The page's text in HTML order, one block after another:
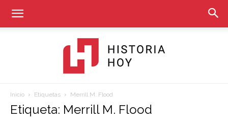
Inicio Etiquetas Merrill M. Flood
Etiqueta: Merrill M. Flood